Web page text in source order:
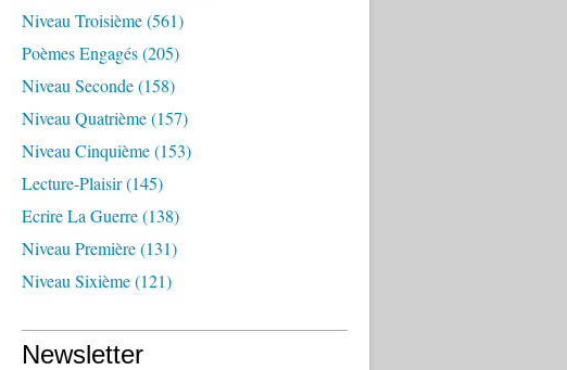
Niveau Troisième(561)
Poèmes Engagés(205)
Niveau Seconde(158)
Niveau Quatrième(157)
Niveau Cinquième(153)
Lecture-Plaisir(145)
Ecrire La Guerre(138)
Niveau Première(131)
Niveau Sixième(121)
Newsletter